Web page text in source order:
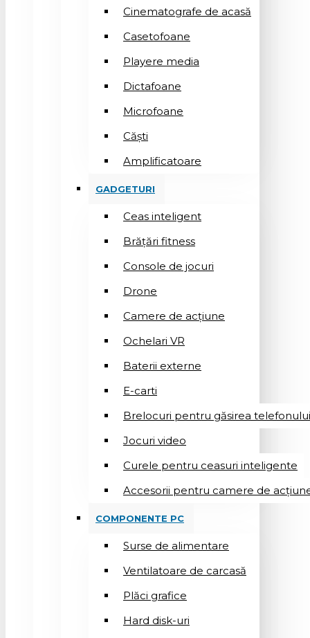
Cinematografe de acasă
Casetofoane
Playere media
Dictafoane
Microfoane
Căşti
Amplificatoare
GADGETURI
Ceas inteligent
Brățări fitness
Console de jocuri
Drone
Camere de acțiune
Ochelari VR
Baterii externe
E-carti
Brelocuri pentru găsirea telefonului
Jocuri video
Curele pentru ceasuri inteligente
Accesorii pentru camere de
COMPONENTE PC
Surse de alimentare
Ventilatoare de carcasă
Plăci grafice
Hard disk-uri